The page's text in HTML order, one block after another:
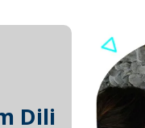
Dili